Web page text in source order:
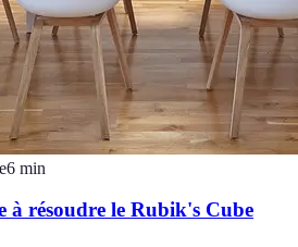
6 min
à résoudre le Rubik's Cube